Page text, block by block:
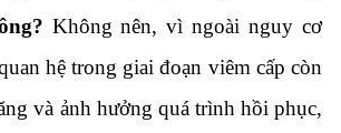
Không nên, vì ngoài nguy cơ
hệ trong giai đoạn viêm cấp còn
và ảnh hưởng quá trình hồi phục,